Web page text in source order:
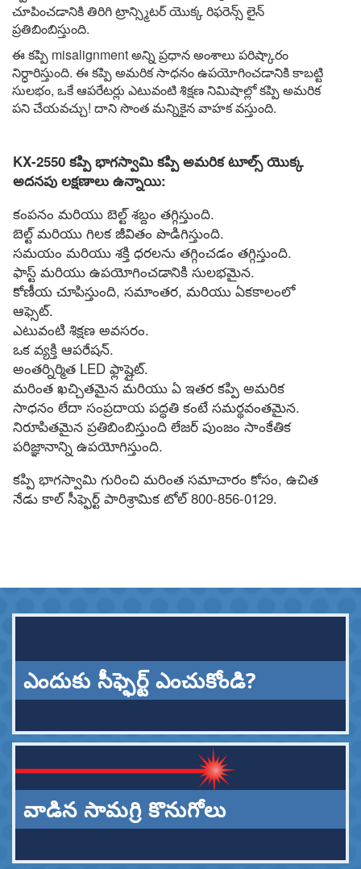
చూపించడానికి తిరిగి ట్రాన్స్మిటర్ యొక్క రిఫరెన్స్ లైన్
ప్రతిబింబిస్తుంది.
ఈ కప్పి misalignment అన్ని ప్రధాన అంశాలు పరిష్కారం
నిర్ధారిస్తుంది. ఈ కప్పి అమరిక సాధనం ఉపయోగించడానికి కాబట్టి
సులభం, ఒకే ఆపరేటర్లు ఎటువంటి శిక్షణ నిమిషాల్లో కప్పి అమరిక
పని చేయవచ్చు! దాని సొంత మన్నికైన వాహక వస్తుంది.
KX-2550 కప్పి భాగస్వామి కప్పి అమరిక టూల్స్ యొక్క
అదనపు లక్షణాలు ఉన్నాయి:
కంపనం మరియు బెల్ట్ శబ్దం తగ్గిస్తుంది.
బెల్ట్ మరియు గిలక జీవితం పొడిగిస్తుంది.
సమయం మరియు శక్తి ధరలను తగ్గించడం తగ్గిస్తుంది.
ఫాస్ట్ మరియు ఉపయోగించడానికి సులభమైన.
కోణీయ చూపిస్తుంది, సమాంతర, మరియు ఏకకాలంలో
ఆఫ్సెట్.
ఎటువంటి శిక్షణ అవసరం.
ఒక వ్యక్తి ఆపరేషన్.
అంతర్నిర్మిత LED ఫ్లాష్లైట్.
మరింత ఖచ్చితమైన మరియు ఏ ఇతర కప్పి అమరిక
సాధనం లేదా సంప్రదాయ పద్ధతి కంటే సమర్థవంతమైన.
నిరూపితమైన ప్రతిబింబిస్తుంది లేజర్ పుంజం సాంకేతిక
పరిజ్ఞానాన్ని ఉపయోగిస్తుంది.
కప్పి భాగస్వామి గురించి మరింత సమాచారం కోసం, ఉచిత
నేడు కాల్ సీఫ్ఫెర్ట్ పారిశ్రామిక టోల్ 800-856-0129.
ఎందుకు సీఫ్ఫెర్ట్ ఎంచుకోండి?
వాడిన సామగ్రి కొనుగోలు